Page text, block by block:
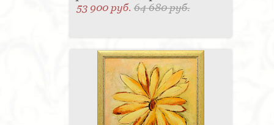
53 900 руб.64 680 руб.